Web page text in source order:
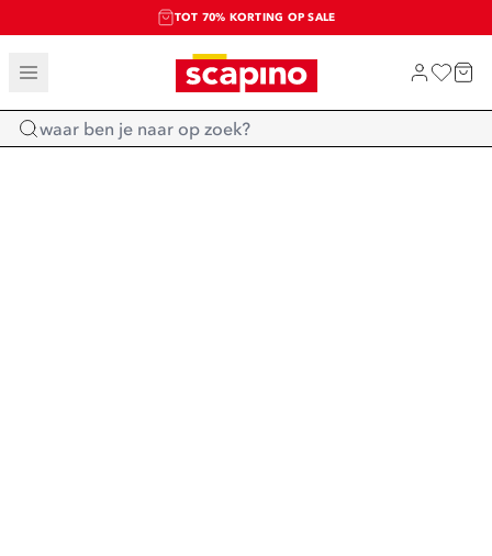
TOT 70% KORTING OP SALE
SALE: LAATSTE KANS!
SHOP NIEUW
Home